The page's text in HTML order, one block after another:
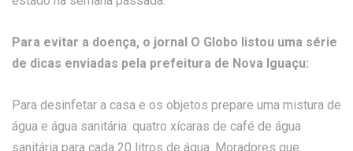
Para evitar a doença, o jornal O Globo listou uma série
de dicas enviadas pela prefeitura de Nova Iguaçu:
Para desinfetar a casa e os objetos prepare uma mistura de
água e água sanitária: quatro xícaras de café de água
sanitária para cada 20 litros de água. Moradores que